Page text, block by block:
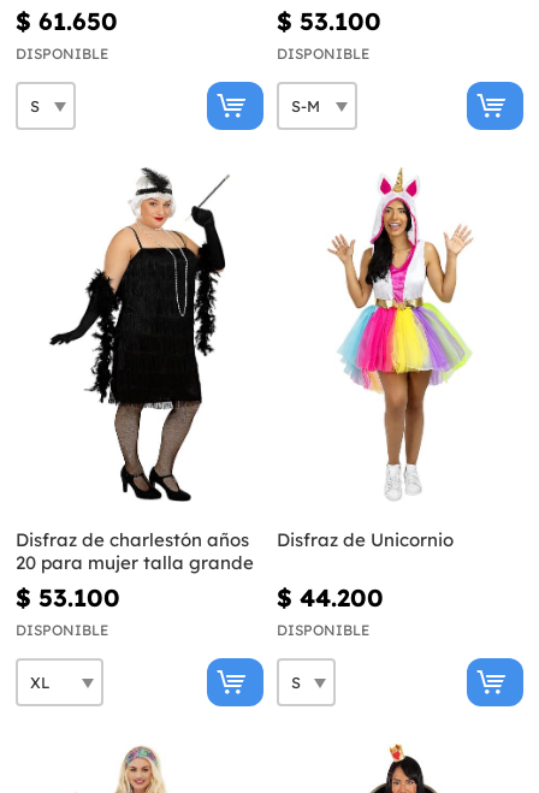
$ 61.650
DISPONIBLE
$ 53.100
DISPONIBLE
Disfraz de charlestón años
20 para mujer talla grande
$ 53.100
DISPONIBLE
Disfraz de Unicornio
$ 44.200
DISPONIBLE